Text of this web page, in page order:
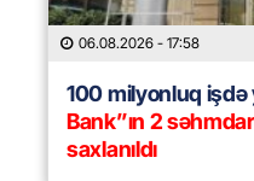
06.08.2026 - 17:58
100 milyonluq işdə
Bank”ın 2
saxlanıldı